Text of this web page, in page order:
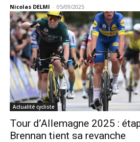
Nicolas DELMI - 05/09/2025
Actualité cycliste
Tour d’Allemagne 2025 :
Brennan tient sa revanche